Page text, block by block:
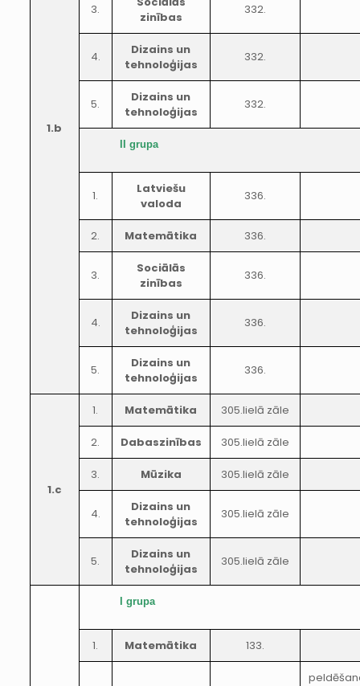
1.b
3.
zinības
332.
4.
Dizains un
tehnoloģijas
332.
5.
Dizains un
tehnoloģijas
332.
II grupa
1.
Latviešu
valoda
336.
2. Matemātika 336.
3.
Sociālās
zinības
336.
4.
Dizains un
tehnoloģijas
336.
5.
Dizains un
tehnoloģijas
336.
1.c
1. Matemātika 305.lielā zāle
2. Dabaszinības 305.lielā zāle
3. Mūzika 305.lielā zāle
4.
Dizains un
tehnoloģijas
305.lielā zāle
5.
Dizains un
tehnoloģijas
305.lielā zāle
I grupa
1. Matemātika 133.